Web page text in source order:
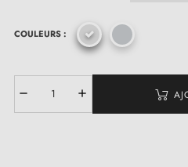
COULEURS :